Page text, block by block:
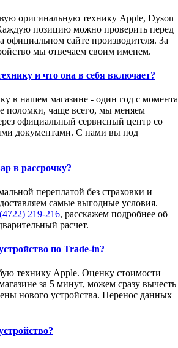
оригинальную технику Apple, Dyson
позицию можно проверить перед
официальном сайте производителя. За
мы отвечаем своим именем.
и что она в себя включает?
в нашем магазине - один год с момента
поломки, чаще всего, мы меняем
официальный сервисный центр со
документами. С нами вы под
в рассрочку?
переплатой без страховки и
самые выгодные условия.
219-216, расскажем подробнее об
расчет.
по Trade-in?
технику Apple. Оценку стоимости
за 5 минут, можем сразу вычесть
нового устройства. Перенос данных